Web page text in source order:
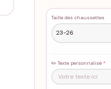
Taille des chaussettes
✏️ Texte personnalisé *